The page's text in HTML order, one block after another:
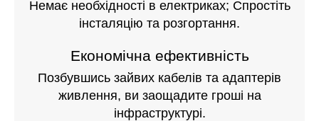
Немає необхідності в електриках; Спростіть
інсталяцію та розгортання.
Економічна ефективність
Позбувшись зайвих кабелів та адаптерів
живлення, ви заощадите гроші на
інфраструктурі.